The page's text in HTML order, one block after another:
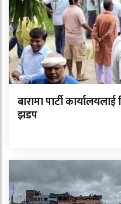
बारामा पार्टी
झडप